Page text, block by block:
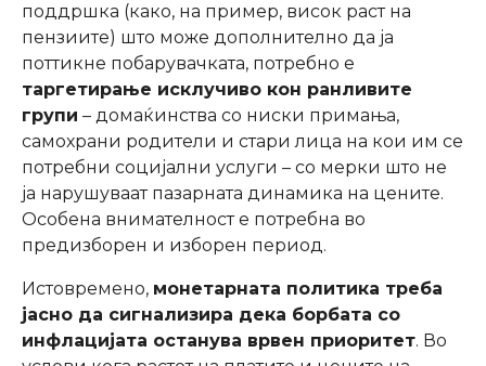
поддршка (како, на пример, висок раст на
пензиите) што може дополнително да ја
поттикне побарувачката, потребно е
таргетирање исклучиво кон ранливите
групи – домаќинства со ниски примања,
самохрани родители и стари лица на кои им се
потребни социјални услуги – со мерки што не
ја нарушуваат пазарната динамика на цените.
Особена внимателност е потребна во
предизборен и изборен период.
Истовремено, монетарната политика треба
јасно да сигнализира дека борбата со
инфлацијата останува врвен приоритет. Во